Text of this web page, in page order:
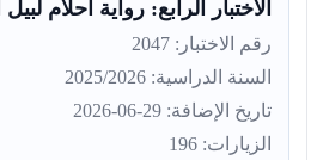
الاختبار الرابع: رواية أحلام
رقم الاختبار: 2047
السنة الدراسية: 2025/2026
تاريخ الإضافة: 29-06-2026
الزيارات: 196